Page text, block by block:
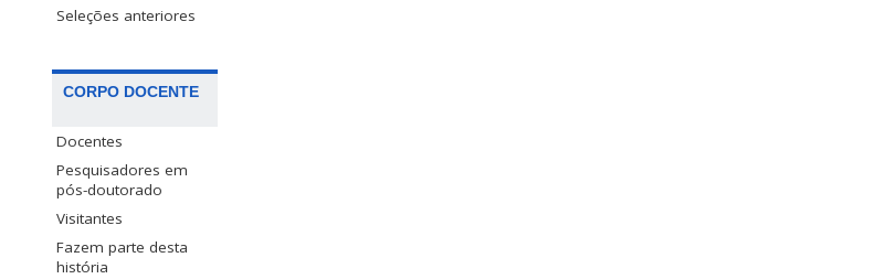
Seleções anteriores
CORPO DOCENTE
Docentes
Pesquisadores em
pós-doutorado
Visitantes
Fazem parte desta
história